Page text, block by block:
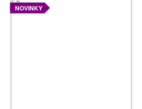
NOVINKY